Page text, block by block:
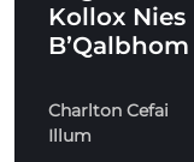
Kollox
Charlton Cefai
Illum